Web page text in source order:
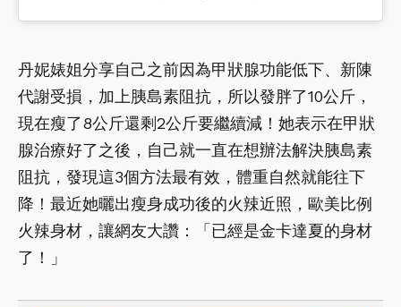
丹妮婊姐分享自己之前因為甲狀腺功能低下、新陳
代謝受損，加上胰島素阻抗，所以發胖了10公斤，
現在瘦了8公斤還剩2公斤要繼續減！她表示在甲狀
腺治療好了之後，自己就一直在想辦法解決胰島素
阻抗，發現這3個方法最有效，體重自然就能往下
降！最近她曬出瘦身成功後的火辣近照，歐美比例
火辣身材，讓網友大讚：「已經是金卡達夏的身材
了！」